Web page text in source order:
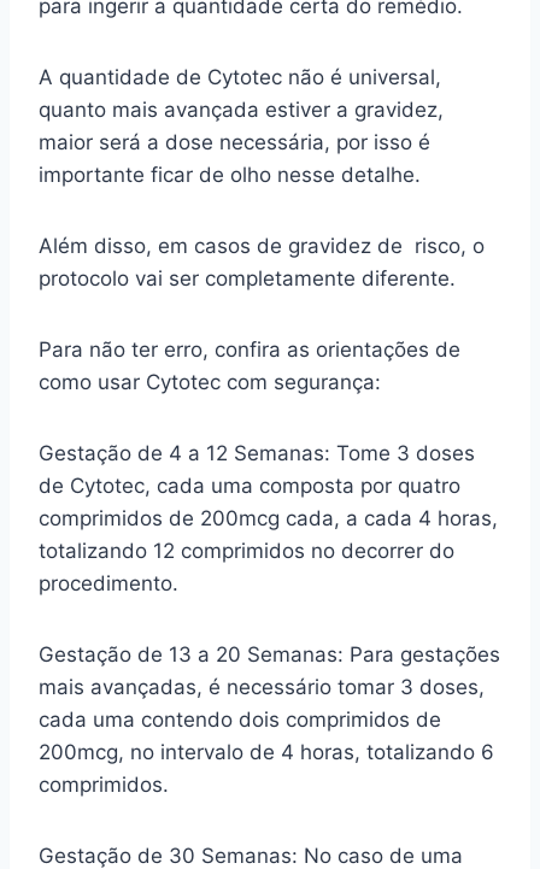
para ingerir a quantidade certa do remédio.
A quantidade de Cytotec não é universal,
quanto mais avançada estiver a gravidez,
maior será a dose necessária, por isso é
importante ficar de olho nesse detalhe.
Além disso, em casos de gravidez de risco, o
protocolo vai ser completamente diferente.
Para não ter erro, confira as orientações de
como usar Cytotec com segurança:
Gestação de 4 a 12 Semanas: Tome 3 doses
de Cytotec, cada uma composta por quatro
comprimidos de 200mcg cada, a cada 4 horas,
totalizando 12 comprimidos no decorrer do
procedimento.
Gestação de 13 a 20 Semanas: Para gestações
mais avançadas, é necessário tomar 3 doses,
cada uma contendo dois comprimidos de
200mcg, no intervalo de 4 horas, totalizando 6
comprimidos.
Gestação de 30 Semanas: No caso de uma